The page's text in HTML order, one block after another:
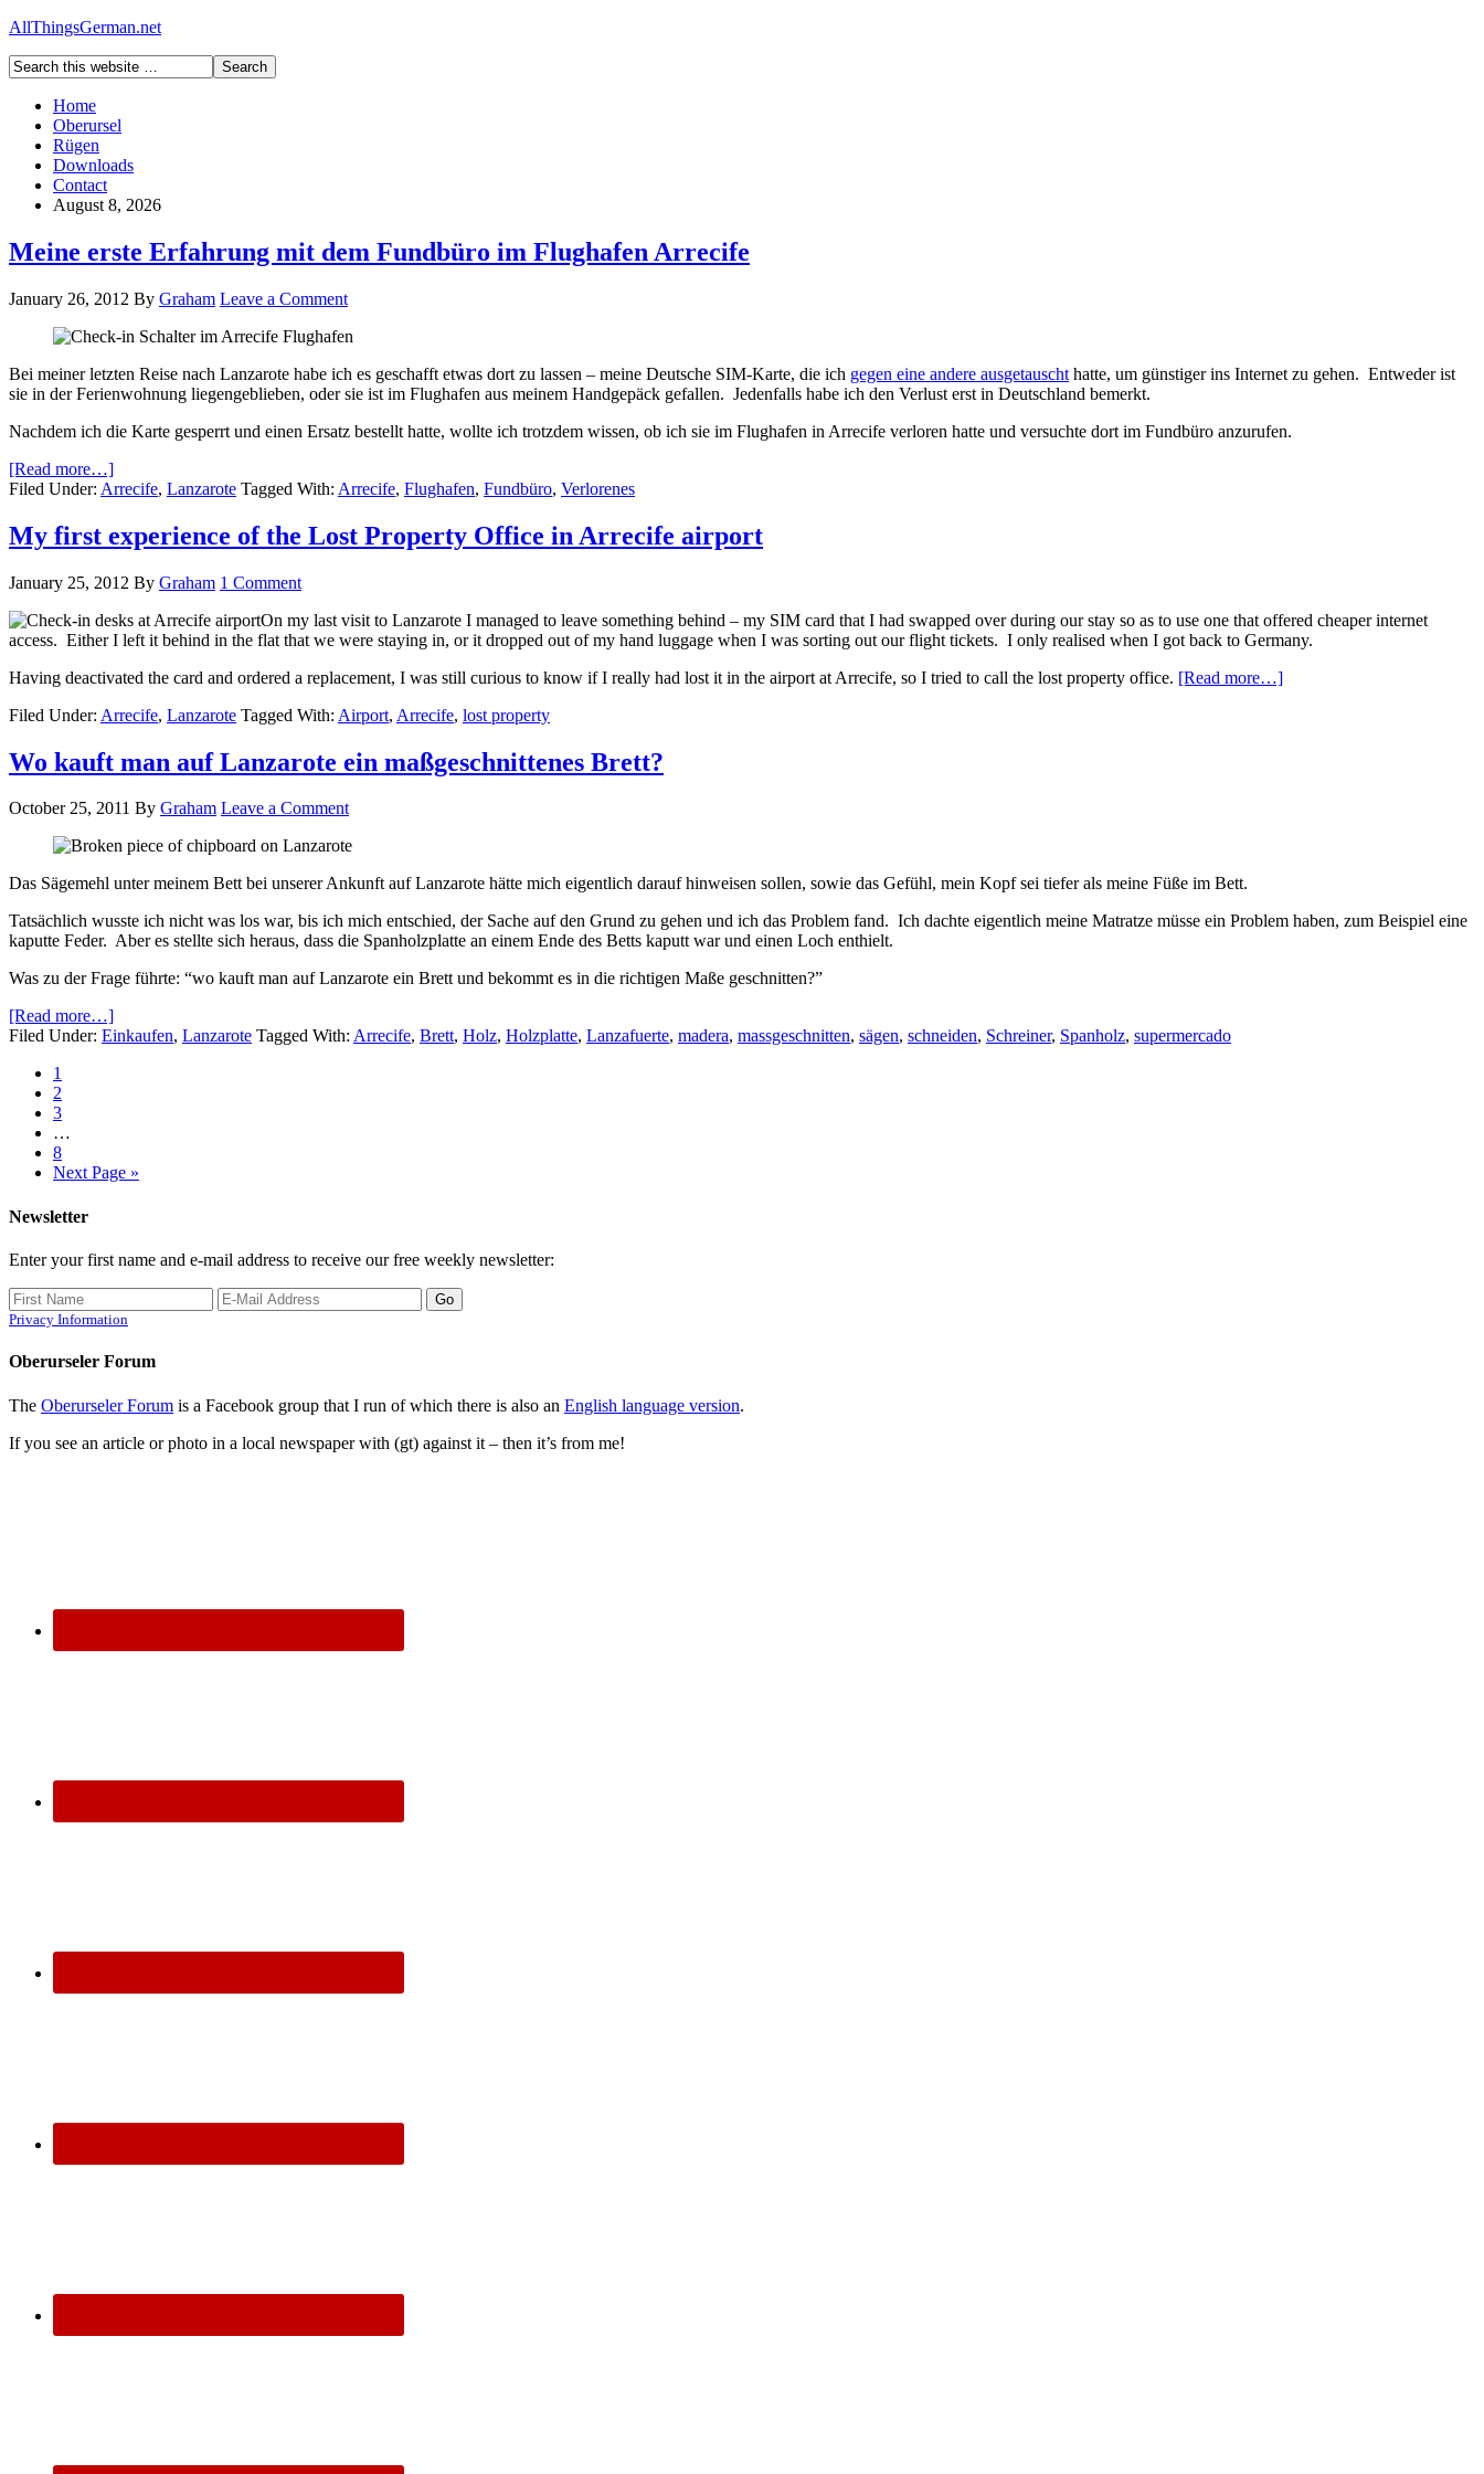
AllThingsGerman.net
Home
Oberursel
Rügen
Downloads
Contact
August 8, 2026
Meine erste Erfahrung mit dem Fundbüro im Flughafen Arrecife
January 26, 2012 By Graham Leave a Comment
Bei meiner letzten Reise nach Lanzarote habe ich es geschafft etwas dort zu lassen – meine Deutsche SIM-Karte, die ich gegen eine andere ausgetauscht hatte, um günstiger ins Internet zu gehen. Entweder ist
sie in der Ferienwohnung liegengeblieben, oder sie ist im Flughafen aus meinem Handgepäck gefallen. Jedenfalls habe ich den Verlust erst in Deutschland bemerkt.
Nachdem ich die Karte gesperrt und einen Ersatz bestellt hatte, wollte ich trotzdem wissen, ob ich sie im Flughafen in Arrecife verloren hatte und versuchte dort im Fundbüro anzurufen.
[Read more…]
Filed Under: Arrecife, Lanzarote Tagged With: Arrecife, Flughafen, Fundbüro, Verlorenes
My first experience of the Lost Property Office in Arrecife airport
January 25, 2012 By Graham 1 Comment
On my last visit to Lanzarote I managed to leave something behind – my SIM card that I had swapped over during our stay so as to use one that offered cheaper internet
access. Either I left it behind in the flat that we were staying in, or it dropped out of my hand luggage when I was sorting out our flight tickets. I only realised when I got back to Germany.
Having deactivated the card and ordered a replacement, I was still curious to know if I really had lost it in the airport at Arrecife, so I tried to call the lost property office. [Read more…]
Filed Under: Arrecife, Lanzarote Tagged With: Airport, Arrecife, lost property
Wo kauft man auf Lanzarote ein maßgeschnittenes Brett?
October 25, 2011 By Graham Leave a Comment
Das Sägemehl unter meinem Bett bei unserer Ankunft auf Lanzarote hätte mich eigentlich darauf hinweisen sollen, sowie das Gefühl, mein Kopf sei tiefer als meine Füße im Bett.
Tatsächlich wusste ich nicht was los war, bis ich mich entschied, der Sache auf den Grund zu gehen und ich das Problem fand. Ich dachte eigentlich meine Matratze müsse ein Problem haben, zum Beispiel eine
kaputte Feder. Aber es stellte sich heraus, dass die Spanholzplatte an einem Ende des Betts kaputt war und einen Loch enthielt.
Was zu der Frage führte: “wo kauft man auf Lanzarote ein Brett und bekommt es in die richtigen Maße geschnitten?”
[Read more…]
Filed Under: Einkaufen, Lanzarote Tagged With: Arrecife, Brett, Holz, Holzplatte, Lanzafuerte, madera, massgeschnitten, sägen, schneiden, Schreiner, Spanholz, supermercado
1
2
3
…
8
Next Page »
Newsletter
Enter your first name and e-mail address to receive our free weekly newsletter:
Privacy Information
Oberurseler Forum
The Oberurseler Forum is a Facebook group that I run of which there is also an English language version.
If you see an article or photo in a local newspaper with (gt) against it – then it’s from me!